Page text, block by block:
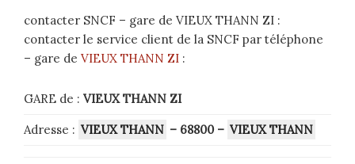
contacter SNCF – gare de VIEUX THANN ZI :
contacter le service client de la SNCF par téléphone
– gare de VIEUX THANN ZI :
GARE de : VIEUX THANN ZI
Adresse : VIEUX THANN – 68800 – VIEUX THANN